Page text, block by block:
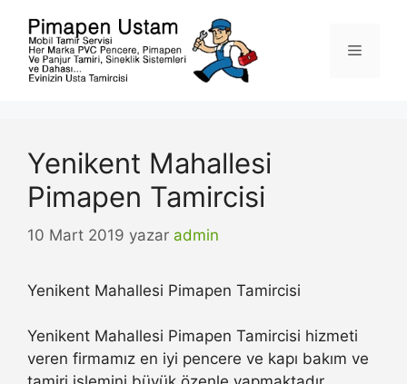
Menü
Yenikent Mahallesi
Pimapen Tamircisi
10 Mart 2019 yazar admin
Yenikent Mahallesi Pimapen Tamircisi
Yenikent Mahallesi Pimapen Tamircisi hizmeti
veren firmamız en iyi pencere ve kapı bakım ve